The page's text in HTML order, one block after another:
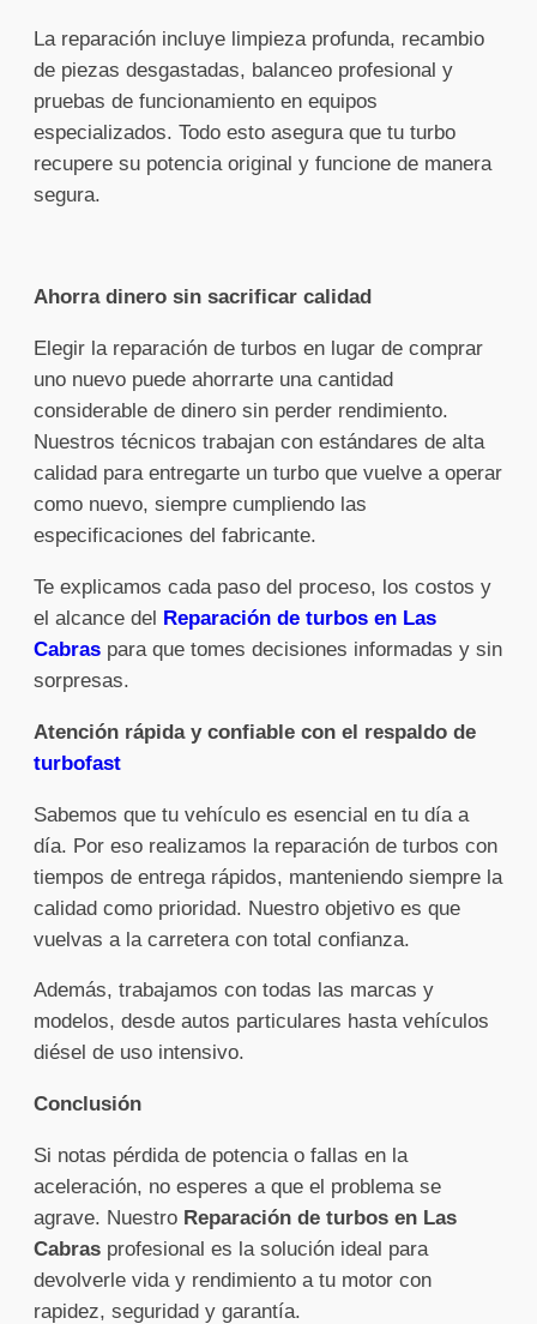
La reparación incluye limpieza profunda, recambio
de piezas desgastadas, balanceo profesional y
pruebas de funcionamiento en equipos
especializados. Todo esto asegura que tu turbo
recupere su potencia original y funcione de manera
segura.
Ahorra dinero sin sacrificar calidad
Elegir la reparación de turbos en lugar de comprar
uno nuevo puede ahorrarte una cantidad
considerable de dinero sin perder rendimiento.
Nuestros técnicos trabajan con estándares de alta
calidad para entregarte un turbo que vuelve a operar
como nuevo, siempre cumpliendo las
especificaciones del fabricante.
Te explicamos cada paso del proceso, los costos y
el alcance del Reparación de turbos en Las
Cabras para que tomes decisiones informadas y sin
sorpresas.
Atención rápida y confiable con el respaldo de
turbofast
Sabemos que tu vehículo es esencial en tu día a
día. Por eso realizamos la reparación de turbos con
tiempos de entrega rápidos, manteniendo siempre la
calidad como prioridad. Nuestro objetivo es que
vuelvas a la carretera con total confianza.
Además, trabajamos con todas las marcas y
modelos, desde autos particulares hasta vehículos
diésel de uso intensivo.
Conclusión
Si notas pérdida de potencia o fallas en la
aceleración, no esperes a que el problema se
agrave. Nuestro Reparación de turbos en Las
Cabras profesional es la solución ideal para
devolverle vida y rendimiento a tu motor con
rapidez, seguridad y garantía.